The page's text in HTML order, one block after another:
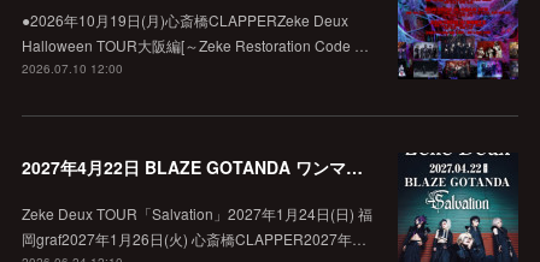
●2026年10月19日(月)心斎橋CLAPPERZeke Deux
Halloween TOUR大阪編[～Zeke Restoration Code …
2026.07.10 12:00
2027年4月22日 BLAZE GOTANDA ワンマン決定！
Zeke Deux TOUR「Salvation」2027年1月24日(日) 福
岡graf2027年1月26日(火) 心斎橋CLAPPER2027年…